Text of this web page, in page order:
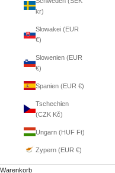
kr)
Slowakei (EUR
€)
Slowenien (EUR
€)
Spanien (EUR €)
Tschechien
(CZK Kč)
Ungarn (HUF Ft)
Zypern (EUR €)
Warenkorb